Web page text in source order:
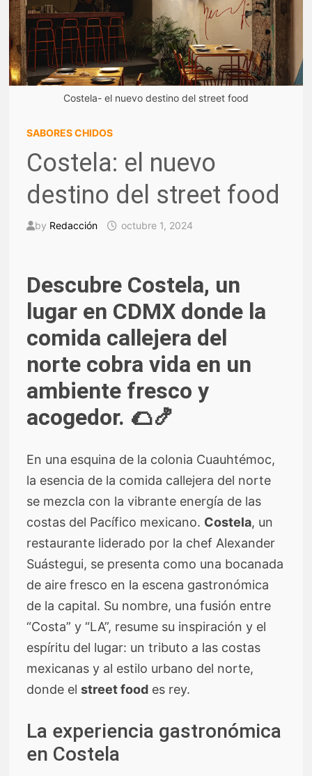
Costela- el nuevo destino del street food
SABORES CHIDOS
Costela: el nuevo
destino del street food
by Redacción octubre 1, 2024
Descubre Costela, un
lugar en CDMX donde la
comida callejera del
norte cobra vida en un
ambiente fresco y
acogedor. 🌮🍤
En una esquina de la colonia Cuauhtémoc,
la esencia de la comida callejera del norte
se mezcla con la vibrante energía de las
costas del Pacífico mexicano. Costela, un
restaurante liderado por la chef Alexander
Suástegui, se presenta como una bocanada
de aire fresco en la escena gastronómica
de la capital. Su nombre, una fusión entre
“Costa” y “LA”, resume su inspiración y el
espíritu del lugar: un tributo a las costas
mexicanas y al estilo urbano del norte,
donde elstreet food es rey.
La experiencia gastronómica
en Costela